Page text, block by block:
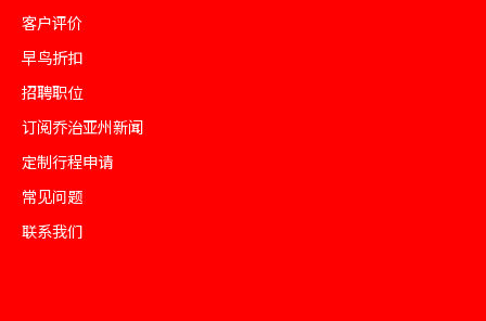
客户评价
早鸟折扣
招聘职位
订阅乔治亚州新闻
定制行程申请
常见问题
联系我们